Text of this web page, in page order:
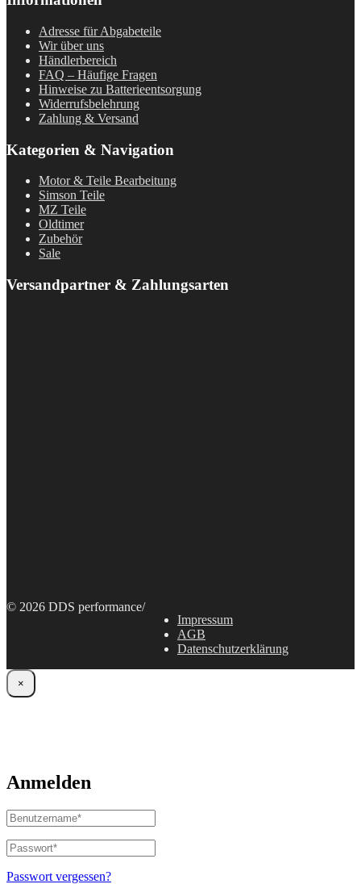
Adresse für Abgabeteile
Wir über uns
Händlerbereich
FAQ – Häufige Fragen
Hinweise zu Batterieentsorgung
Widerrufsbelehrung
Zahlung & Versand
Kategorien & Navigation
Motor & Teile Bearbeitung
Simson Teile
MZ Teile
Oldtimer
Zubehör
Sale
Versandpartner & Zahlungsarten
© 2026 DDS performance/
Impressum
AGB
Datenschutzerklärung
×
Anmelden
Benutzername
oder
E-
Mail-
Adresse*
Passwort*
Erforderlich
Passwort vergessen?